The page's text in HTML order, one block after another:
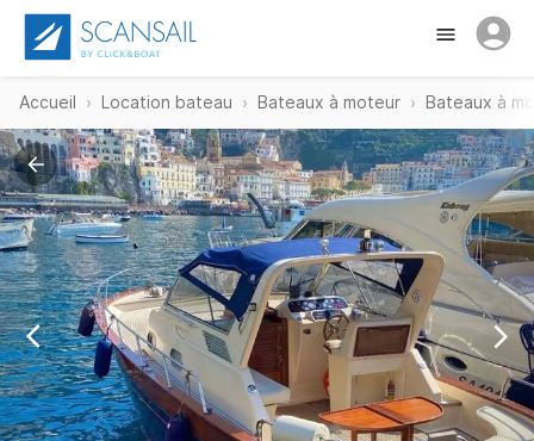
Accueil Location bateau Bateaux à moteur Bateaux à